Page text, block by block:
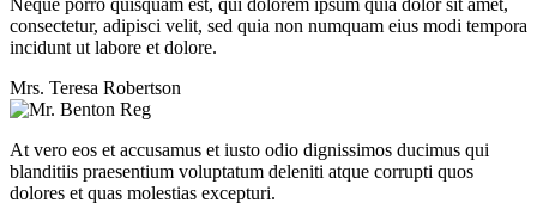
Neque porro quisquam est, qui dolorem ipsum quia dolor sit amet,
consectetur, adipisci velit, sed quia non numquam eius modi tempora
incidunt ut labore et dolore.
Mrs. Teresa Robertson
At vero eos et accusamus et iusto odio dignissimos ducimus qui
blanditiis praesentium voluptatum deleniti atque corrupti quos
dolores et quas molestias excepturi.